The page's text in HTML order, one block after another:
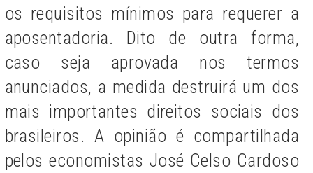
os requisitos mínimos para requerer a
aposentadoria. Dito de outra forma,
caso seja aprovada nos termos
anunciados, a medida destruirá um dos
mais importantes direitos sociais dos
brasileiros. A opinião é compartilhada
pelos economistas José Celso Cardoso